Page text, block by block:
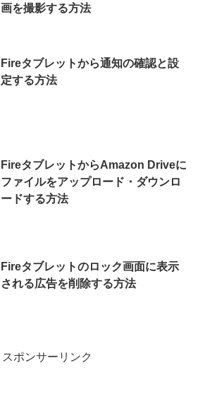
画を撮影する方法
Fireタブレットから通知の確認と設
定する方法
FireタブレットからAmazon Driveに
ファイルをアップロード・ダウンロ
ードする方法
Fireタブレットのロック画面に表示
される広告を削除する方法
スポンサーリンク